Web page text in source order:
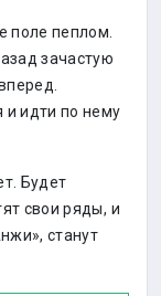
поле пеплом.
зачастую
и идти по нему
Будет
свои ряды, и
станут